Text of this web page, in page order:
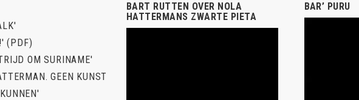
(PDF)
OM SURINAME'
GEEN KUNST
BART RUTTEN OVER NOLA
HATTERMANS ZWARTE PIETA
BAR’ PURU